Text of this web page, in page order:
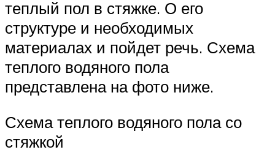
теплый пол в стяжке. О его
структуре и необходимых
материалах и пойдет речь. Схема
теплого водяного пола
представлена на фото ниже.
Схема теплого водяного пола со
стяжкой